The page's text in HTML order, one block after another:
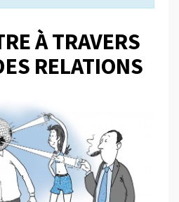
À TRAVERS
RELATIONS